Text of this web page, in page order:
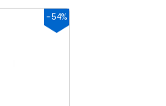
-54%